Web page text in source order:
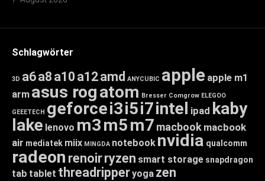
Schlagwörter
3D a6a8 a10 a12amd ANYCUBIC apple apple m1
arm asus rogatom Bresser Comgrow ELEGOO
GEEETECH geforcei3i5i7intel ipad kaby
lake lenovo m3m5m7 macbook macbook
air mediatek miix MINGDA notebook nvidia qualcomm
radeon renoirryzen smart storage snapdragon
tab tablet threadripperyoga zen